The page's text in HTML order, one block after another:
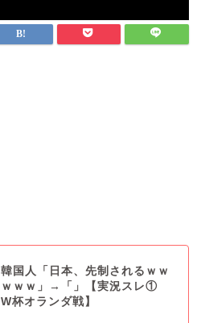
韓国人「日本、先制されるｗｗ
ｗｗｗ」→「」【実況スレ①
W杯オランダ戦】